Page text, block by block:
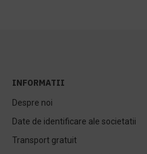
INFORMATII
Despre noi
Date de identificare ale societatii
Transport gratuit